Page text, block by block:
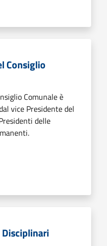
Consiglio
Comunale è
vice Presidente del
delle